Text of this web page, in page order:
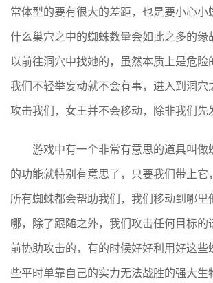
常体型的要有很大的差距，也是要小心小
什么巢穴之中的蜘蛛数量会如此之多的缘
以前往洞穴中找她的，虽然本质上是危险
我们不轻举妄动就不会有事，进入到洞穴
攻击我们，女王并不会移动，除非我们先
游戏中有一个非常有意思的道具叫做
的功能就特别有意思了，只要我们带上它
所有蜘蛛都会帮助我们，我们移动到哪里
哪，除了跟随之外，我们攻击任何目标的
前协助攻击的，有的时候好好利用好这些
些平时单靠自己的实力无法战胜的强大生